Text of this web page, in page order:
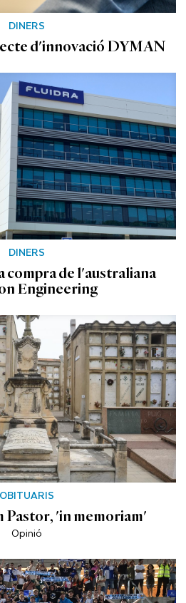
DINERS
d'innovació DYMAN
DINERS
compra de l'australiana
Engineering
OBITUARIS
Pastor, 'in memoriam'
Opinió